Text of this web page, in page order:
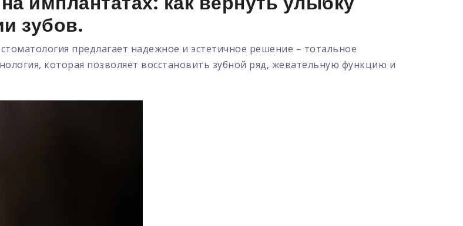
зубов.
предлагает надежное и эстетичное решение – тотальное
которая позволяет восстановить зубной ряд, жевательную функцию и